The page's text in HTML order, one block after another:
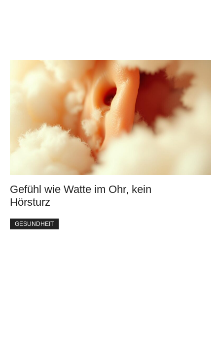
Gefühl wie Watte im Ohr, kein
Hörsturz
GESUNDHEIT